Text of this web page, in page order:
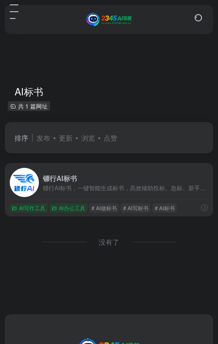
AI标书
共 1 篇网址
排序 发布 更新 浏览 点赞
镖行AI标书
AI写作工具 AI办公工具 # AI做标书 # AI写标书 # AI标书
没有了